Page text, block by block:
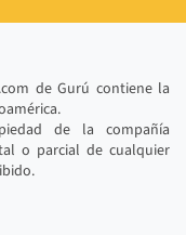
de Gurú contiene la
de la compañía
o parcial de cualquier